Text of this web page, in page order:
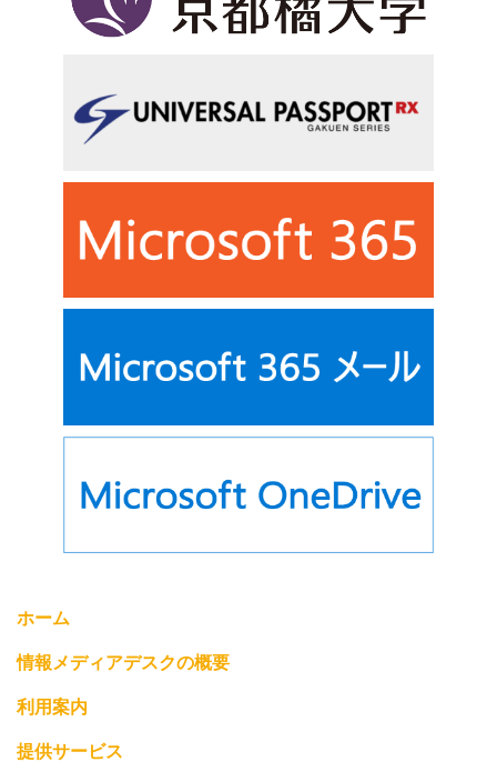
ホーム
情報メディアデスクの概要
利用案内
提供サービス